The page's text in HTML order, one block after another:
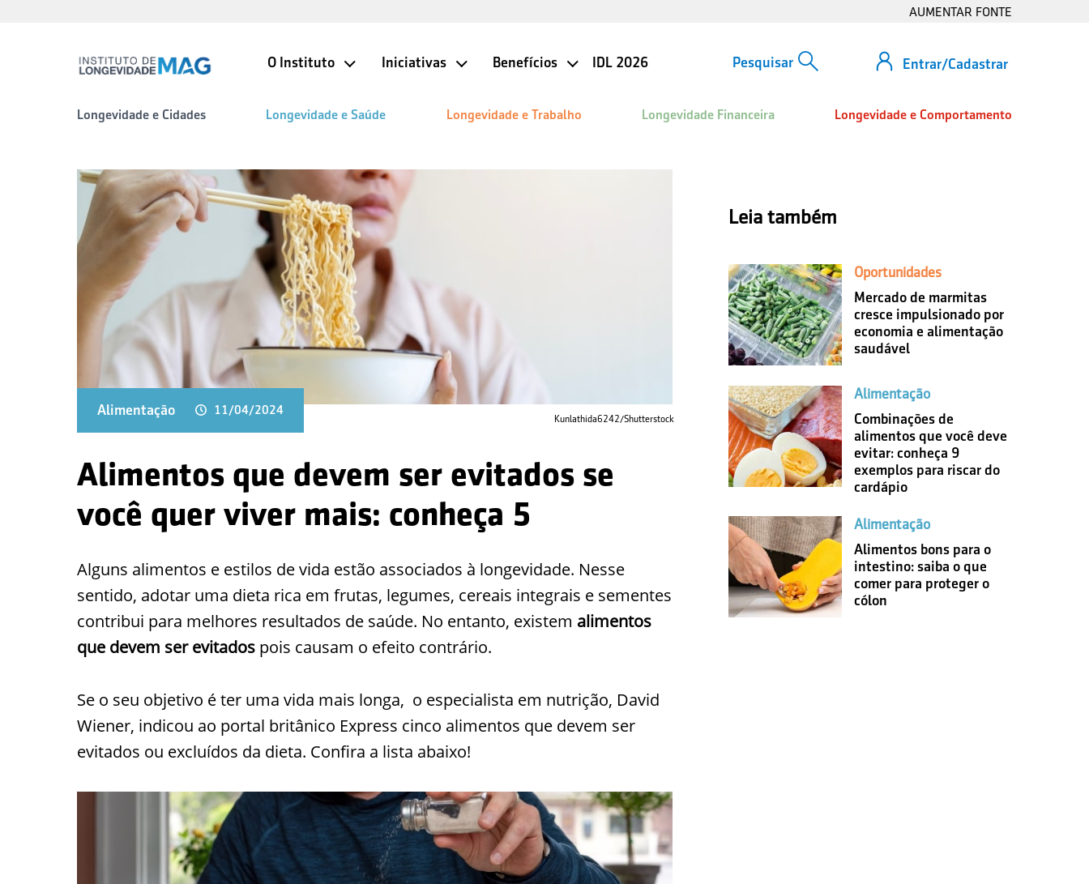
AUMENTAR FONTE
Entrar/Cadastrar
O Instituto Iniciativas Benefícios IDL 2026
Longevidade e Cidades Longevidade e Saúde Longevidade e Trabalho Longevidade Financeira Longevidade e Comportamento
Kunlathida6242/Shutterstock
Alimentação 11/04/2024
Alimentos que devem ser evitados se
você quer viver mais: conheça 5
Alguns alimentos e estilos de vida estão associados à longevidade. Nesse
sentido, adotar uma dieta rica em frutas, legumes, cereais integrais e sementes
contribui para melhores resultados de saúde. No entanto, existem alimentos
que devem ser evitados pois causam o efeito contrário.
Se o seu objetivo é ter uma vida mais longa, o especialista em nutrição, David
Wiener, indicou ao portal britânico Express cinco alimentos que devem ser
evitados ou excluídos da dieta. Confira a lista abaixo!
Leia também
Oportunidades
Mercado de marmitas
cresce impulsionado por
economia e alimentação
saudável
Alimentação
Combinações de
alimentos que você deve
evitar: conheça 9
exemplos para riscar do
cardápio
Alimentação
Alimentos bons para o
intestino: saiba o que
comer para proteger o
cólon